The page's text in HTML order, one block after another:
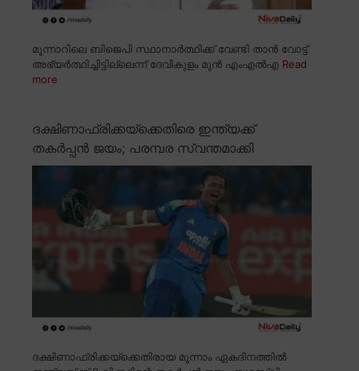
മൂന്നാറിലെ ബിജെപി സ്ഥാനാർത്ഥിക്ക് വേണ്ടി താൻ വോട്ട്
അഭ്യർത്ഥിച്ചിട്ടില്ലെന്ന് ദേവികുളം മുൻ എംഎൽഎ Read
more
ദക്ഷിണാഫ്രിക്കയ്ക്കെതിരെ ഇന്ത്യക്ക്
തകർപ്പൻ ജയം; പരമ്പര സ്വന്തമാക്കി
ദക്ഷിണാഫ്രിക്കയ്ക്കെതിരായ മൂന്നാം ഏകദിനത്തിൽ